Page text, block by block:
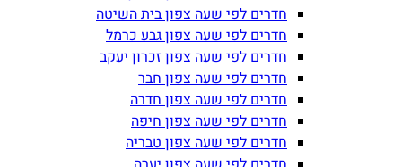
חדרים לפי שעה צפון בית השיטה
חדרים לפי שעה צפון גבע כרמל
חדרים לפי שעה צפון זכרון יעקב
חדרים לפי שעה צפון חבר
חדרים לפי שעה צפון חדרה
חדרים לפי שעה צפון חיפה
חדרים לפי שעה צפון טבריה